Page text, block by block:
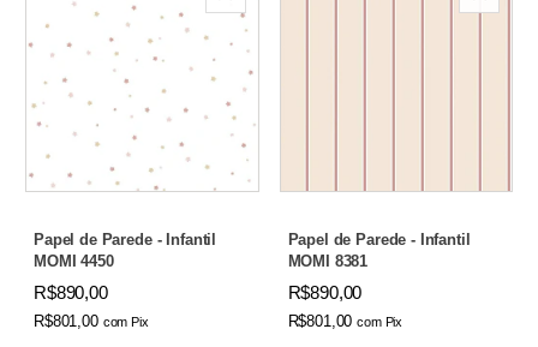
Papel de Parede - Infantil
MOMI 4450
R$890,00
R$801,00 com Pix
Papel de Parede - Infantil
MOMI 8381
R$890,00
R$801,00com Pix